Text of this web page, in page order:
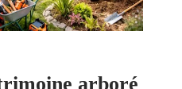
arboré